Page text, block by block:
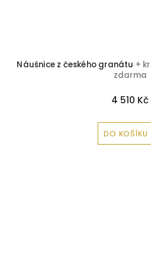
Náušnice z českého granátu +
zdarma
4 510 Kč
DO KOŠÍKU